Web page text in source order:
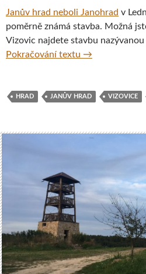
Janův hrad neboli Janohrad v
poměrně známá stavba. Možná
Vizovic najdete stavbu nazývanou
Pokračování textu Když hrad
→
HRAD JANŮV HRAD VIZOVICE